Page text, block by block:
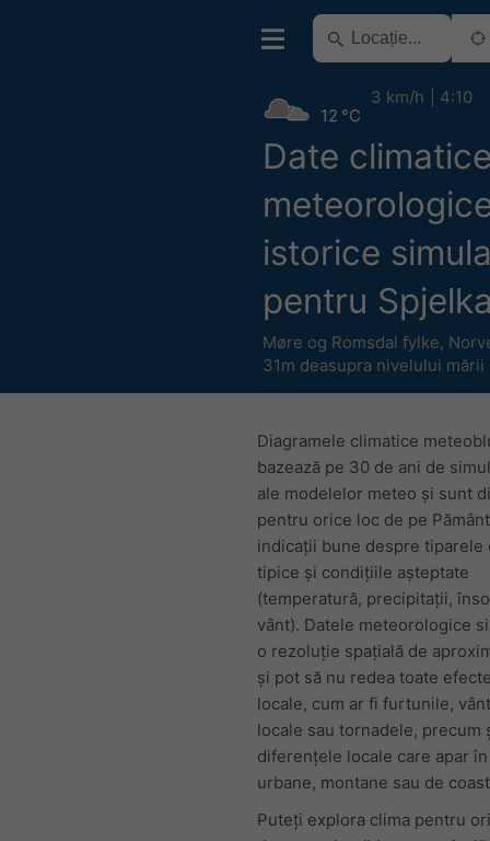
Date
istorice
pentru
Møre og Romsdal fylke,
31m deasupra nivelului mării
12 °C
3 km/h 4:10
Diagramele climatice
bazează pe 30 de ani de
ale modelelor meteo și sunt
pentru orice loc de pe
indicații bune despre tiparele
tipice și condițiile așteptate
(temperatură, precipitații,
vânt). Datele meteorologice
o rezoluție spațială de
și pot să nu redea toate
locale, cum ar fi furtunile,
locale sau tornadele, precum
diferențele locale care apar
urbane, montane sau de
Puteți explora clima pentru